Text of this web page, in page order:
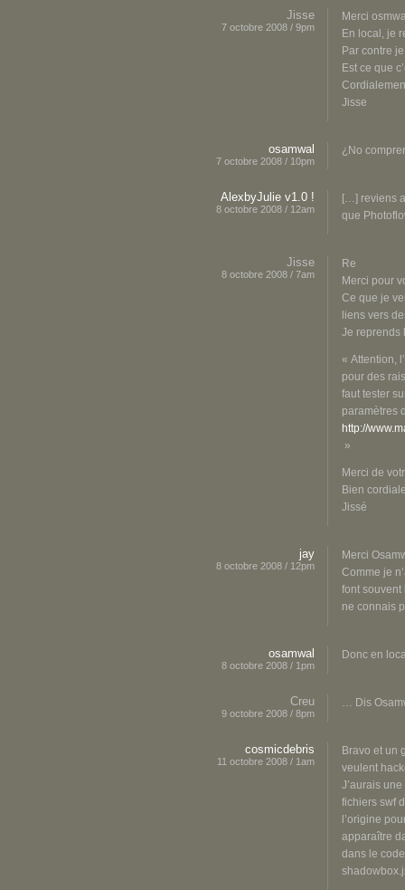
Jisse
7 octobre 2008 / 9pm
Merci
En local, je
Par contre
Est ce que
Jisse
osamwal
7 octobre 2008 / 10pm
¿No
AlexbyJulie v1.0 !
8 octobre 2008 / 12am
[…] reviens
que
Jisse
8 octobre 2008 / 7am
Re
Merci pour
Ce que je
liens vers
Je reprends
« Attention,
pour des
faut tester
paramètres
http://
»
Merci de
Bien
Jissé
jay
8 octobre 2008 / 12pm
Merci
Comme je
font
ne connais
osamwal
8 octobre 2008 / 1pm
Donc en
Creu
9 octobre 2008 / 8pm
… Dis
cosmicdebris
11 octobre 2008 / 1am
Bravo et un
veulent
J’aurais
fichiers swf
l’origine
apparaître
dans le